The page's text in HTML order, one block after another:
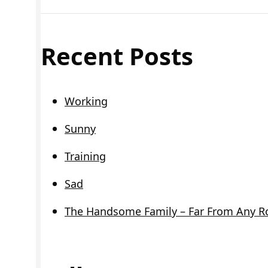
Recent Posts
Working
Sunny
Training
Sad
The Handsome Family – Far From Any